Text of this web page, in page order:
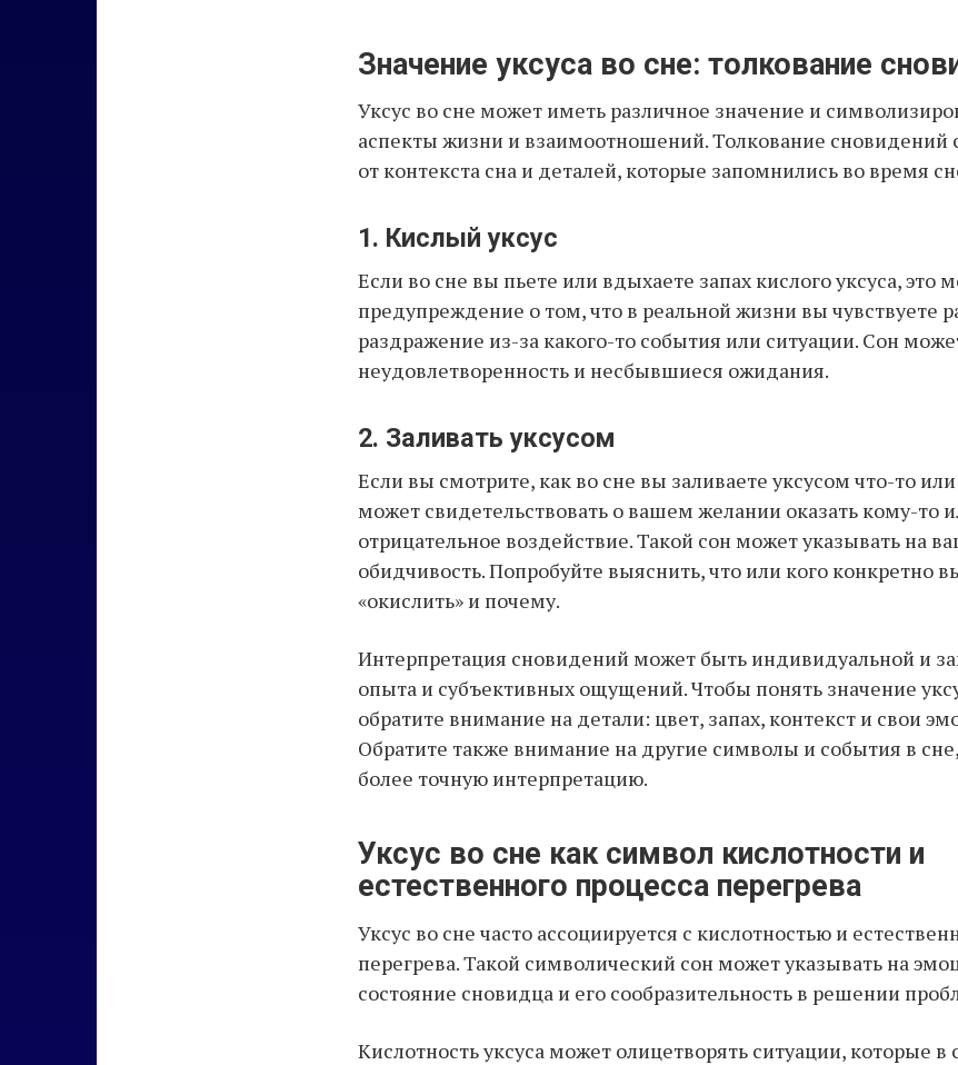
Значение уксуса во сне: толкование
Уксус во сне может иметь различное значение и
аспекты жизни и взаимоотношений. Толкование сновидений
от контекста сна и деталей, которые запомнились во время
1. Кислый уксус
Если во сне вы пьете или вдыхаете запах кислого уксуса, это
предупреждение о том, что в реальной жизни вы чувствуете
раздражение из-за какого-то события или ситуации. Сон
неудовлетворенность и несбывшиеся ожидания.
2. Заливать уксусом
Если вы смотрите, как во сне вы заливаете уксусом что-то или
может свидетельствовать о вашем желании оказать кому-то
отрицательное воздействие. Такой сон может указывать на
обидчивость. Попробуйте выяснить, что или кого конкретно
«окислить» и почему.
Интерпретация сновидений может быть индивидуальной и
опыта и субъективных ощущений. Чтобы понять значение
обратите внимание на детали: цвет, запах, контекст и свои
Обратите также внимание на другие символы и события в
более точную интерпретацию.
Уксус во сне как символ кислотности и
естественного процесса перегрева
Уксус во сне часто ассоциируется с кислотностью и
перегрева. Такой символический сон может указывать на
состояние сновидца и его сообразительность в решении
Кислотность уксуса может олицетворять ситуации, которые в